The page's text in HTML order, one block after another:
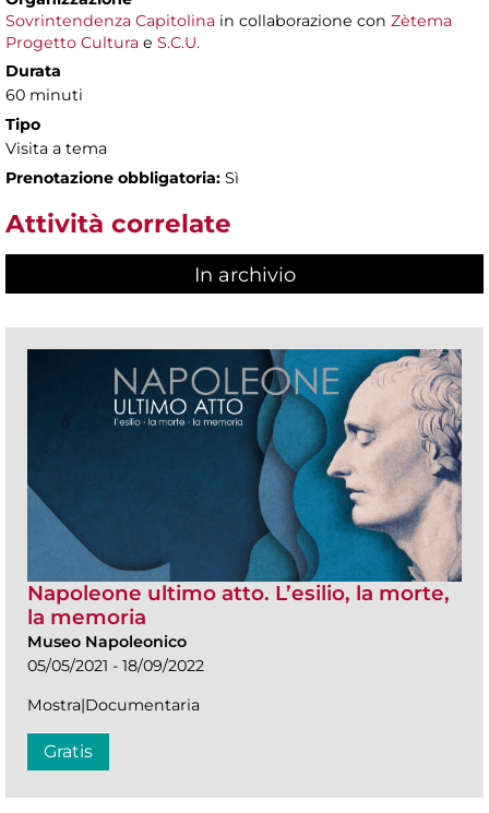
Sovrintendenza Capitolina in collaborazione con Zètema
Progetto Cultura e S.C.U.
Durata
60 minuti
Tipo
Visita a tema
Prenotazione obbligatoria: Sì
Attività correlate
In archivio
Napoleone ultimo atto. L’esilio, la morte,
la memoria
Museo Napoleonico
05/05/2021 - 18/09/2022
Mostra|Documentaria
Gratis